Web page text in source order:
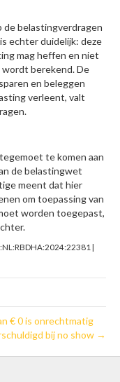
de belastingverdragen
echter duidelijk: deze
mag heffen en niet
berekend. De
en beleggen
verleent, valt
te komen aan
de belastingwet
meent dat hier
om toepassing van
worden toegepast,
|
€ 0 is onrechtmatig
bij no show →